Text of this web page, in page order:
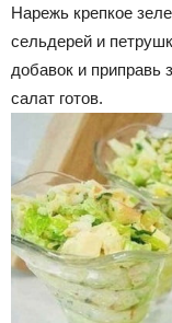
Нарежь крепкое
сельдерей и
добавок и приправь
салат готов.